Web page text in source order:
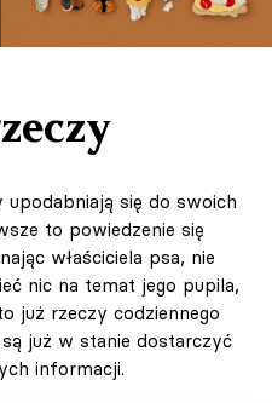
się do swoich
to powiedzenie się
właściciela psa, nie
nic na temat jego pupila,
już rzeczy codziennego
już w stanie dostarczyć
informacji.